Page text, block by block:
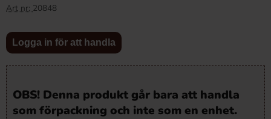
Art nr: 20848
Logga in för att handla
OBS! Denna produkt går bara att handla
som förpackning och inte som en enhet.